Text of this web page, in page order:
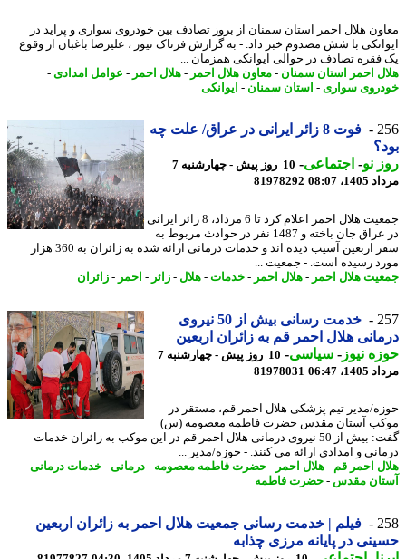
هلال احمر استان سمنان از بروز تصادف بین خودروی سواری و پراید در
با شش مصدوم خبر داد. - به گزارش فرتاک نیوز ، علیرضا باغبان از وقوع
تصادف در حوالی ایوانکی همزمان ...
احمر استان سمنان-معاون هلال احمر -هلال احمر -عوامل امدادی-
سواری- استان سمنان-ایوانکی
فوت 8 زائر ایرانی در عراق/ علت چه
نو- اجتماعی-
10 روز پیش - چهارشنبه 7
08:07
81978292
جمعیت هلال احمر اعلام کرد تا 6 مرداد، 8 زائر ایرانی
در عراق جان باخته و 1487 نفر در حوادث مربوط به
سفر اربعین آسیب دیده اند و خدمات درمانی ارائه شده به زائران به 360 هزار
رسیده است. - جمعیت ...
هلال احمر -هلال احمر -خدمات-هلال -زائر - احمر -زائران
خدمت رسانی بیش از 50 نیروی
هلال احمر قم به زائران اربعین
نیوز-سیاسی-
10 روز پیش - چهارشنبه 7
06:47
81978031
مدیر تیم پزشکی هلال احمر قم، مستقر در
آستان مقدس حضرت فاطمه معصومه (س)
گفت: بیش از 50 نیروی درمانی هلال احمر قم در این موکب به زائران خدمات
و امدادی ارائه می کنند. - حوزه/مدیر ...
احمر قم-هلال احمر -حضرت فاطمه معصومه-درمانی-خدمات درمانی-
مقدس-حضرت فاطمه
فیلم | خدمت رسانی جمعیت هلال احمر به زائران اربعین
در پایانه مرزی چذابه